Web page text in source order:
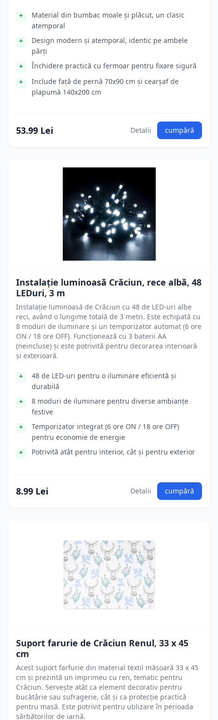
Material din bumbac moale și plăcut, un clasic
atemporal
Design modern și atemporal, identic pe ambele
părți
Închidere practică cu fermoar pentru fixare sigură
Include față de pernă 70x90 cm și cearșaf de
plapumă 140x200 cm
53.99 Lei Detalii cumpără
Instalație luminoasă Crăciun, rece albă, 48
LEDuri, 3 m
Instalație luminoasă de Crăciun cu 48 de LED-uri albe
reci, având o lungime totală de 3 metri. Este echipată cu
8 moduri de iluminare și un temporizator automat (6 ore
ON / 18 ore OFF). Funcționează cu 3 baterii AA
(neincluse) și este potrivită pentru decorarea interioară
și exterioară.
48 de LED-uri pentru o iluminare eficientă și
durabilă
8 moduri de iluminare pentru diverse ambianțe
festive
Temporizator integrat (6 ore ON / 18 ore OFF)
pentru economie de energie
Potrivită atât pentru interior, cât și pentru exterior
8.99 Lei Detalii cumpără
Suport farurie de Crăciun Renul, 33 x 45
cm
Acest suport farfurie din material textil măsoară 33 x 45
cm și prezintă un imprimeu cu ren, tematic pentru
Crăciun. Servește atât ca element decorativ pentru
bucătărie sau sufragerie, cât și ca protecție practică
pentru masă. Este potrivit pentru utilizare în perioada
sărbătorilor de iarnă.